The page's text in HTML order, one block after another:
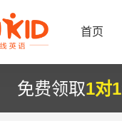
首页
免费领取1对1